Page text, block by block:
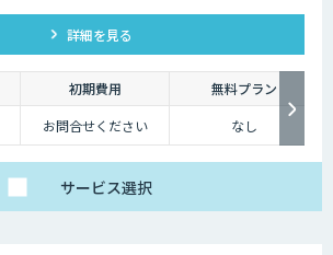
詳細を見る
初期費用
無料プラン
お問合せください なし
サービス選択